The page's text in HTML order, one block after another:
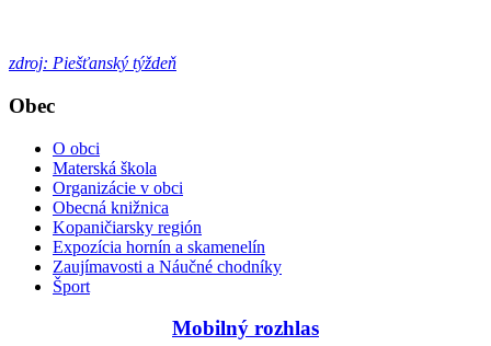
zdroj: Piešťanský týždeň
Obec
O obci
Materská škola
Organizácie v obci
Obecná knižnica
Kopaničiarsky región
Expozícia hornín a skamenelín
Zaujímavosti a Náučné chodníky
Šport
Mobilný rozhlas